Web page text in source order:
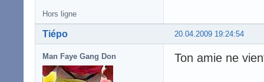
Hors ligne
20.04.2009 19:24:54
Tiépo
Man Faye Gang Don Ton amie ne